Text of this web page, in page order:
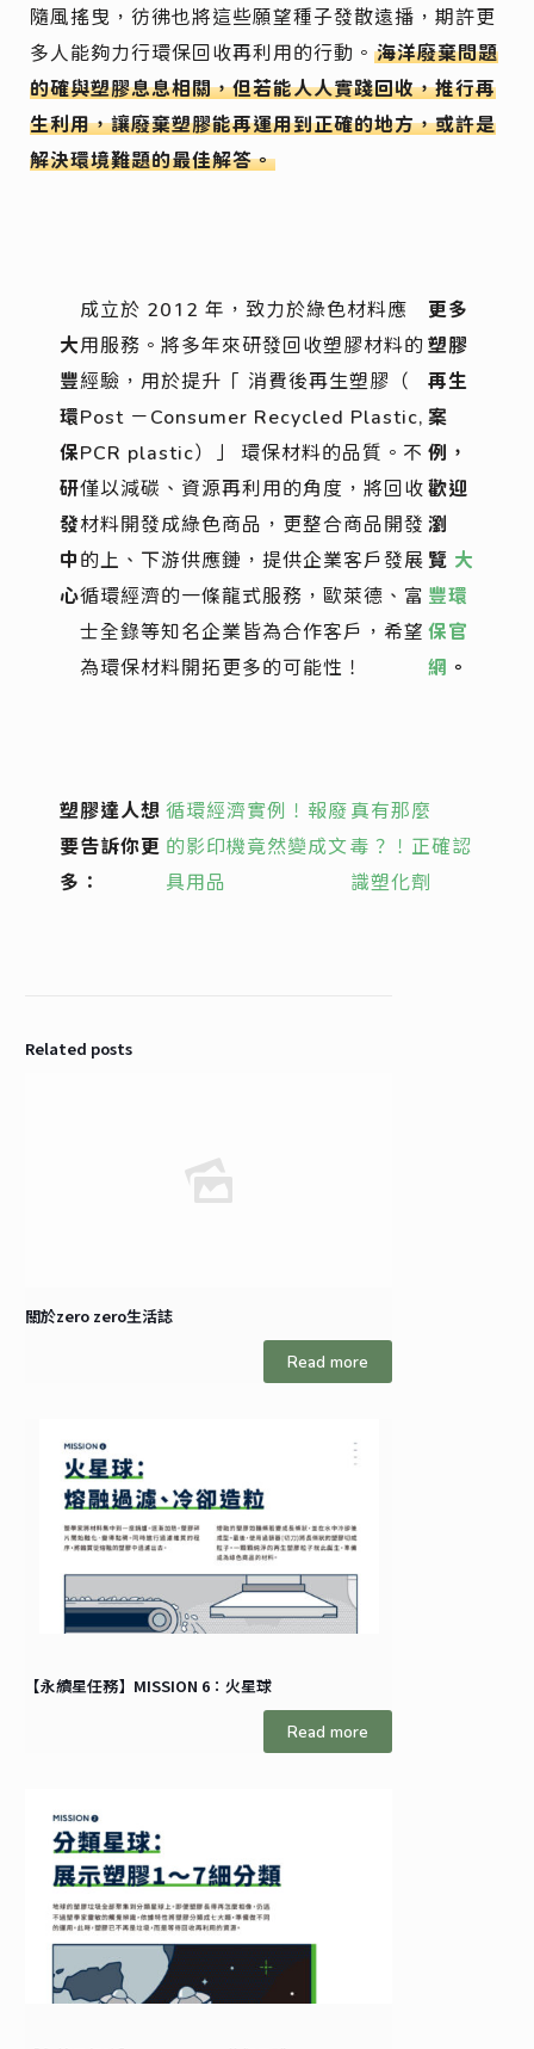
隨風搖曳，彷彿也將這些願望種子發散遠播，期許更
多人能夠力行環保回收再利用的行動。海洋廢棄問題
的確與塑膠息息相關，但若能人人實踐回收，推行再
生利用，讓廢棄塑膠能再運用到正確的地方，或許是
解決環境難題的最佳解答。
大
豐
環
保
研
發
中
心
成立於 2012 年，致力於綠色材料應
用服務。將多年來研發回收塑膠材料的
經驗，用於提升「 消費後再生塑膠（
Post －Consumer Recycled Plastic,
PCR plastic）」 環保材料的品質。不
僅以減碳、資源再利用的角度，將回收
材料開發成綠色商品，更整合商品開發
的上、下游供應鏈，提供企業客戶發展
循環經濟的一條龍式服務，歐萊德、富
士全錄等知名企業皆為合作客戶，希望
為環保材料開拓更多的可能性！
更多
塑膠
再生
案
例，
歡迎
瀏
覽 大
豐環
保官
網 。
塑膠達人想
要告訴你更
多：
循環經濟實例！報廢
的影印機竟然變成文
具用品
真有那麼
毒？！正確認
識塑化劑
Related posts
關於zero zero生活誌
Read more
【永續星任務】MISSION 6：火星球
Read more